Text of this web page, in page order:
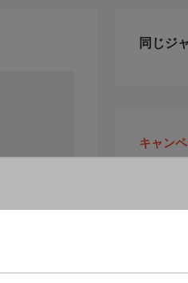
同じジ
キャン